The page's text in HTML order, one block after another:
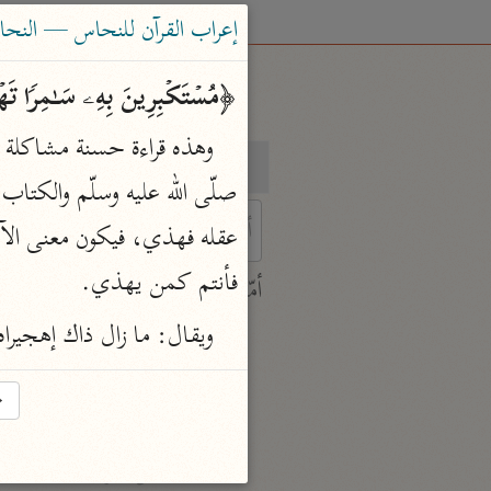
بحث تفسير
characters for results.
أمّهات
جامع البيان
ابن جرير الطبري (٣١٠ هـ)
ابن كثير (٧٧٤ هـ)
إعراب القرآن للنحاس — النحاس
﴿مُسۡتَكۡبِرِینَ بِهِۦ سَـٰمِرࣰا
فأنتم كمن يهذي.
ويقال: ما زال ذاك